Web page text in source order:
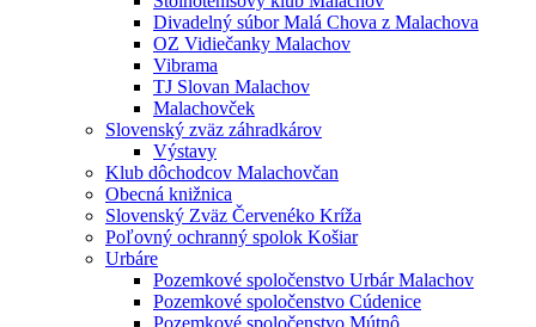
Divadelný súbor Malá Chova z Malachova
OZ Vidiečanky Malachov
Vibrama
TJ Slovan Malachov
Malachovček
Slovenský zväz záhradkárov
Výstavy
Klub dôchodcov Malachovčan
Obecná knižnica
Slovenský Zväz Červenéko Kríža
Poľovný ochranný spolok Košiar
Urbáre
Pozemkové spoločenstvo Urbár Malachov
Pozemkové spoločenstvo Cúdenice
Pozemkové spoločenstvo Mútnô